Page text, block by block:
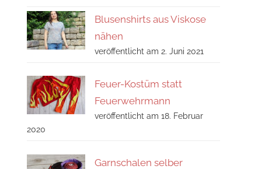
Blusenshirts aus Viskose
nähen
veröffentlicht am 2. Juni 2021
Feuer-Kostüm statt
Feuerwehrmann
veröffentlicht am 18. Februar
2020
Garnschalen selber